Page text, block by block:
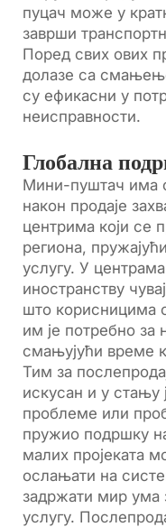
пуцач може у
заврши
Поред свих ових
долазе са
су ефикасни у
неисправности.
Глобална
Мини-пуштач има
након продаје
центрима који се
региона,
услугу. У
иностранству
што корисницима
им је потребно за
смањујући време
Тим за
искусан и у стању
проблеме или
пружио подршку
малих пројеката
ослањати на
задржати мир ума
услугу.